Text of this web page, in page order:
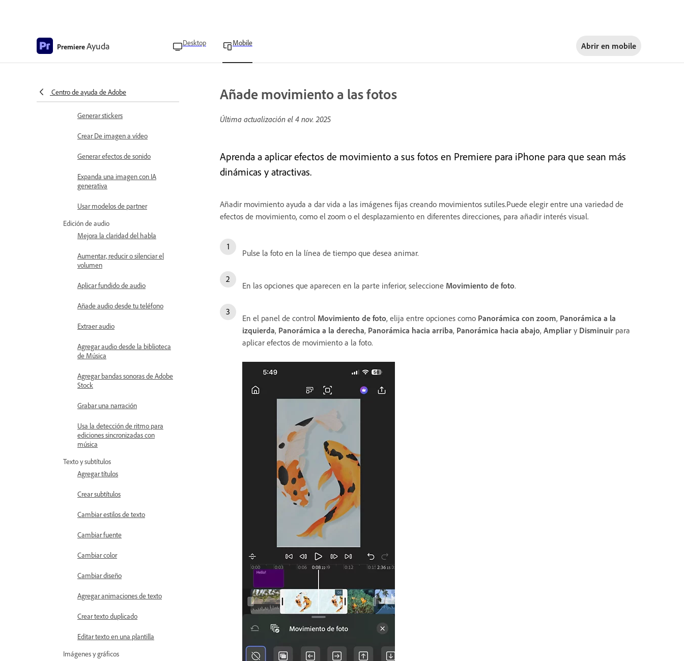
PremiereAyuda Desktop Mobile Abrir en mobile
Centro de ayuda de Adobe
clave
Eliminar fotogramas clave
Generar imagen
Generar stickers
Crear De imagen a vídeo
Generar efectos de sonido
Expanda una imagen con IA
generativa
Usar modelos de partner
Edición de audio
Mejora la claridad del habla
Aumentar, reducir o silenciar el
volumen
Aplicar fundido de audio
Añade audio desde tu teléfono
Extraer audio
Agregar audio desde la biblioteca
de Música
Agregar bandas sonoras de Adobe
Stock
Grabar una narración
Usa la detección de ritmo para
ediciones sincronizadas con
música
Texto y subtítulos
Agregar títulos
Crear subtítulos
Cambiar estilos de texto
Cambiar fuente
Cambiar color
Cambiar diseño
Agregar animaciones de texto
Crear texto duplicado
Editar texto en una plantilla
Imágenes y gráficos
Añade movimiento a las fotos
Última actualización el 4 nov. 2025
Aprenda a aplicar efectos de movimiento a sus fotos en Premiere para iPhone para que sean más
dinámicas y atractivas.
Añadir movimiento ayuda a dar vida a las imágenes fijas creando movimientos sutiles.Puede elegir entre una variedad de
efectos de movimiento, como el zoom o el desplazamiento en diferentes direcciones, para añadir interés visual.
Pulse la foto en la línea de tiempo que desea animar.
En las opciones que aparecen en la parte inferior, seleccione Movimiento de foto.
En el panel de control Movimiento de foto, elija entre opciones como Panorámica con zoom, Panorámica a la
izquierda, Panorámica a la derecha, Panorámica hacia arriba, Panorámica hacia abajo, Ampliar y Disminuir para
aplicar efectos de movimiento a la foto.